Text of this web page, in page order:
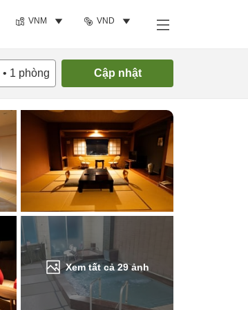
VNM VND
• 1 phòng Cập nhật
Xem tất cả29ảnh
Tìm phòng trống